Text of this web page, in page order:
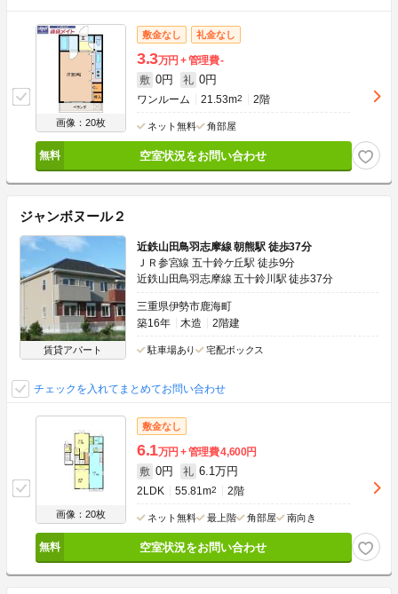
画像：20枚
敷金なし 礼金なし
3.3万円 管理費-
敷 0円 礼 0円
ワンルーム 21.53m2 2階
ネット無料 角部屋
空室状況をお問い合わせ
ジャンボヌール２
賃貸アパート
近鉄山田鳥羽志摩線 朝熊駅 徒歩37分
ＪＲ参宮線 五十鈴ケ丘駅 徒歩9分
近鉄山田鳥羽志摩線 五十鈴川駅 徒歩37分
三重県伊勢市鹿海町
築16年
木造 2階建
駐車場あり 宅配ボックス
チェックを入れてまとめてお問い合わせ
画像：20枚
敷金なし
6.1万円 管理費4,600円
敷 0円 礼 6.1万円
2LDK 55.81m2 2階
ネット無料 最上階 角部屋 南向き
空室状況をお問い合わせ